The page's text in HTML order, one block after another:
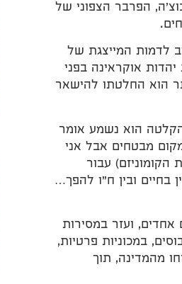
הפרבר הצפוני של
לדמות המייצגת של
אוקראינה בפני
הוא החלטתו להישאר
הוא נשמע אומר
מבטחים אבל אני
עבור
בחיים ובין ח"ו להפך…
ועזר במסירות
באוטובוסים, במכוניות פרטיות,
מהמדינה, תוך